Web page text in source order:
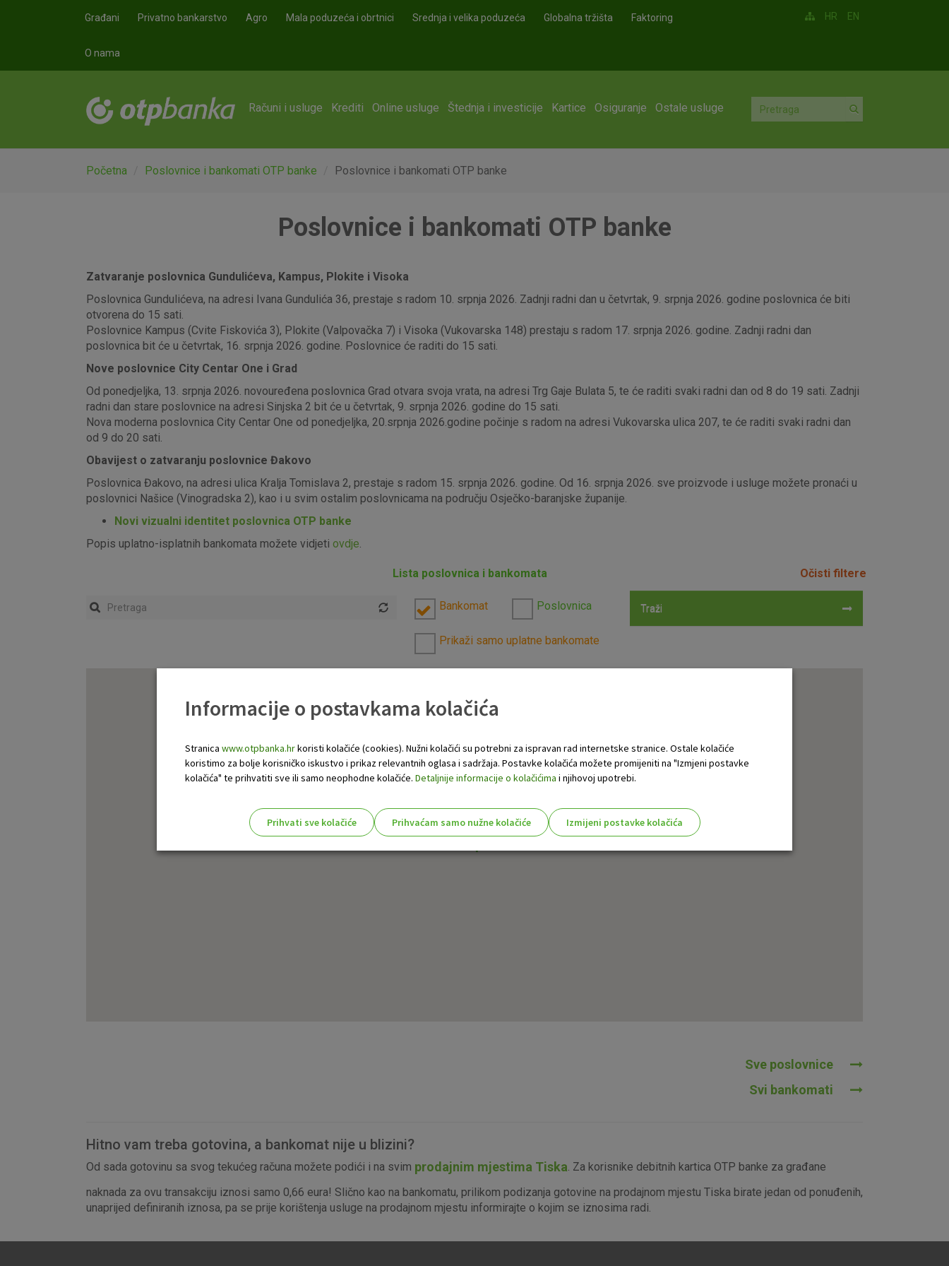
Građani Privatno bankarstvo Agro Mala poduzeća i obrtnici Srednja i velika poduzeća Globalna tržišta Faktoring
O nama
HR EN
Računi i usluge Krediti Online usluge Štednja i investicije Kartice Osiguranje Ostale usluge
Početna Poslovnice i bankomati OTP banke Poslovnice i bankomati OTP banke
Poslovnice i bankomati OTP banke
Zatvaranje poslovnica Gundulićeva, Kampus, Plokite i Visoka
Poslovnica Gundulićeva, na adresi Ivana Gundulića 36, prestaje s radom 10. srpnja 2026. Zadnji radni dan u četvrtak, 9. srpnja 2026. godine poslovnica će biti
otvorena do 15 sati.
Poslovnice Kampus (Cvite Fiskovića 3), Plokite (Valpovačka 7) i Visoka (Vukovarska 148) prestaju s radom 17. srpnja 2026. godine. Zadnji radni dan
poslovnica bit će u četvrtak, 16. srpnja 2026. godine. Poslovnice će raditi do 15 sati.
Nove poslovnice City Centar One i Grad
Od ponedjeljka, 13. srpnja 2026. novouređena poslovnica Grad otvara svoja vrata, na adresi Trg Gaje Bulata 5, te će raditi svaki radni dan od 8 do 19 sati. Zadnji
radni dan stare poslovnice na adresi Sinjska 2 bit će u četvrtak, 9. srpnja 2026. godine do 15 sati.
Nova moderna poslovnica City Centar One od ponedjeljka, 20.srpnja 2026.godine počinje s radom na adresi Vukovarska ulica 207, te će raditi svaki radni dan
od 9 do 20 sati.
Obavijest o zatvaranju poslovnice Đakovo
Poslovnica Đakovo, na adresi ulica Kralja Tomislava 2, prestaje s radom 15. srpnja 2026. godine. Od 16. srpnja 2026. sve proizvode i usluge možete pronaći u
poslovnici Našice (Vinogradska 2), kao i u svim ostalim poslovnicama na području Osječko-baranjske županije.
Novi vizualni identitet poslovnica OTP banke
Popis uplatno-isplatnih bankomata možete vidjeti ovdje.
Lista poslovnica i bankomata Očisti filtere
Bankomat Poslovnica Traži
Prikaži samo uplatne bankomate
Sve poslovnice
Svi bankomati
Hitno vam treba gotovina, a bankomat nije u blizini?
Od sada gotovinu sa svog tekućeg računa možete podići i na svim prodajnim mjestima Tiska. Za korisnike debitnih kartica OTP banke za građane
naknada za ovu transakciju iznosi samo 0,66 eura! Slično kao na bankomatu, prilikom podizanja gotovine na prodajnom mjestu Tiska birate jedan od ponuđenih,
unaprijed definiranih iznosa, pa se prije korištenja usluge na prodajnom mjestu informirajte o kojim se iznosima radi.
Informacije o postavkama kolačića
Stranica www.otpbanka.hrkoristi kolačiće (cookies). Nužni kolačići su potrebni za ispravan rad internetske stranice. Ostale kolačiće
koristimo za bolje korisničko iskustvo i prikaz relevantnih oglasa i sadržaja. Postavke kolačića možete promijeniti na "Izmjeni postavke
kolačića" te prihvatiti sve ili samo neophodne kolačiće. Detaljnije informacije o kolačićima i njihovoj upotrebi.
Prihvati sve kolačiće Prihvaćam samo nužne kolačiće
Izmijeni postavke kolačića
Marketinški